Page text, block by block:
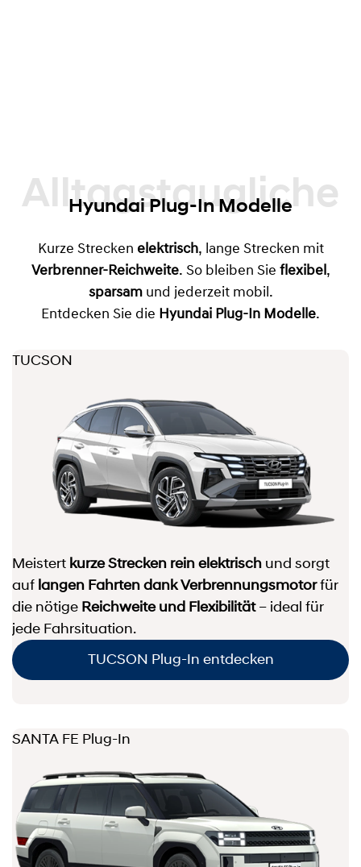
Alltagstaugliche
Hyundai Plug-In Modelle
Kurze Strecken elektrisch, lange Strecken mit
Verbrenner-Reichweite. So bleiben Sie flexibel,
sparsamund jederzeit mobil.
Entdecken Sie die Hyundai Plug-In Modelle.
TUCSON
Meistert kurze Strecken rein elektrisch und sorgt
auf langen Fahrten dank Verbrennungsmotorfür
die nötige Reichweite und Flexibilität– ideal für
jede Fahrsituation.
TUCSON Plug-In entdecken
SANTA FE Plug-In